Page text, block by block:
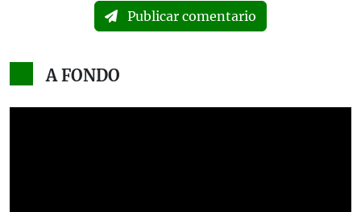
Publicar comentario
A FONDO